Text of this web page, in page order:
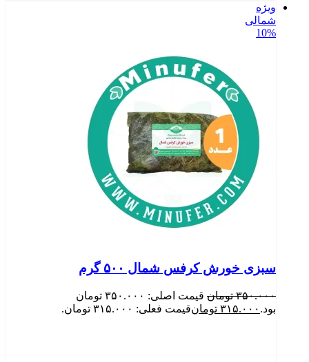
ویژه
شمالی
10%
سبزی خورش کرفس شمال ۵۰۰ گرم
۳۵۰.۰۰۰ تومان
قیمت اصلی: ۳۵۰.۰۰۰ تومان
بود. ۳۱۵.۰۰۰ تومانقیمت فعلی: ۳۱۵.۰۰۰ تومان.